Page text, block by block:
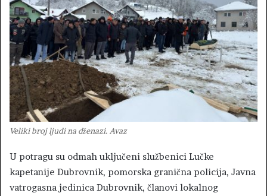
Veliki broj ljudi na dženazi. Avaz
U potragu su odmah uključeni službenici Lučke
kapetanije Dubrovnik, pomorska granična policija, Javna
vatrogasna jedinica Dubrovnik, članovi lokalnog